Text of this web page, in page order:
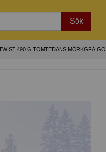
Sök
490 G TOMTEDANS MÖRKGRÅ